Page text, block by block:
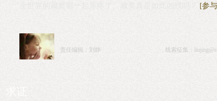
[参
责任编辑：刘静 线索征集：
求证